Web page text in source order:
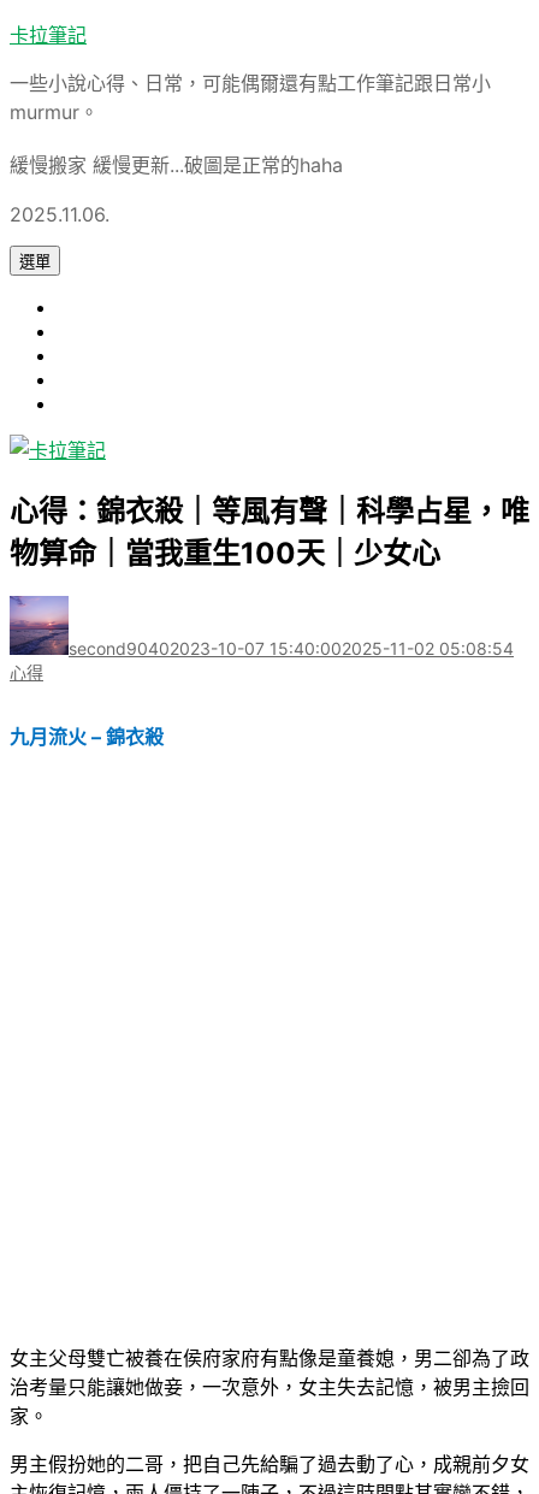
跳
主
要
內
容
卡拉筆記
一些小說心得、日常，可能偶爾還有點工作筆記跟日常小
murmur。
緩慢搬家 緩慢更新...破圖是正常的haha
2025.11.06.
選單
心得：錦衣殺｜等風有聲｜科學占星，唯
物算命｜當我重生100天｜少女心
九月流火 – 錦衣殺
女主父母雙亡被養在侯府家府有點像是童養媳，男二卻為了政
治考量只能讓她做妾，一次意外，女主失去記憶，被男主撿回
家。
男主假扮她的二哥，把自己先給騙了過去動了心，成親前夕女
作
者
second9040日
2023-10-07 15:40:002025-11-02 05:08:54
心得